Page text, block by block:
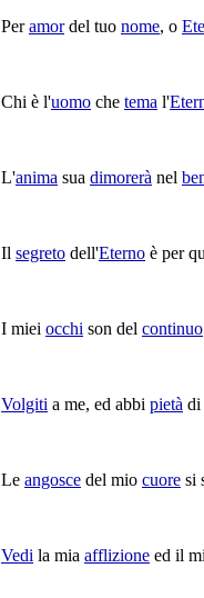
Peramordel tuo nome, o
Chi è l'uomo che tema l'
L'anima sua dimorerà nel
Il segreto dell'Eterno è per
I miei occhi son del continuo
Volgiti a me, ed abbi pietà di
Le angosce del mio cuore si
Vedi la mia afflizione ed il